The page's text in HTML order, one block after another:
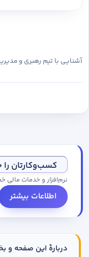
آشنایی با تیم رهبری و
کسب‌وکارتان
نرم‌افزار و خدمات
اطلاعات بیشتر
دربارهٔ این صفحه